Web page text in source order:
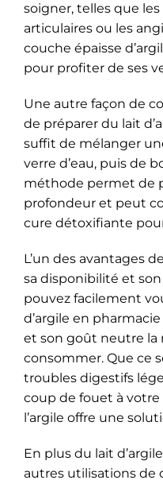
soigner, telles que
articulaires ou les
couche épaisse
pour profiter de ses
Une autre façon de
de préparer du lait
suffit de mélanger
verre d’eau, puis de
méthode permet de
profondeur et peut
cure détoxifiante
L’un des avantages
sa disponibilité et
pouvez facilement
d’argile en
et son goût neutre la
consommer. Que ce
troubles digestifs
coup de fouet à
l’argile offre une
En plus du lait
autres utilisations de